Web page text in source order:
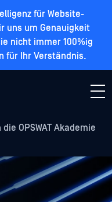
für Website-
uns um Genauigkeit
nicht immer 100%ig
für Ihr Verständnis.
OPSWAT Akademie